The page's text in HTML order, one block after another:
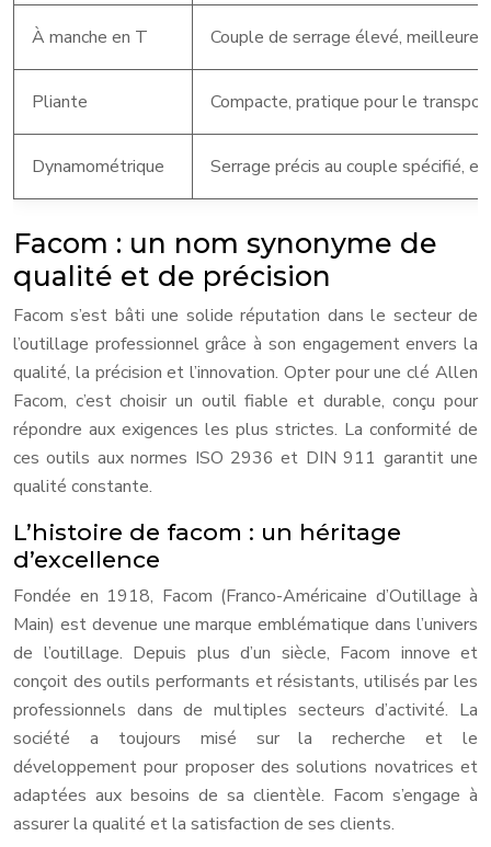
À manche en T Couple de serrage élevé, meilleure
Pliante Compacte, pratique pour le
Dynamométrique Serrage précis au couple spécifié,
Facom : un nom synonyme de
qualité et de précision
Facom s’est bâti une solide réputation dans le secteur de
l’outillage professionnel grâce à son engagement envers la
qualité, la précision et l’innovation. Opter pour une clé Allen
Facom, c’est choisir un outil fiable et durable, conçu pour
répondre aux exigences les plus strictes. La conformité de
ces outils aux normes ISO 2936 et DIN 911 garantit une
qualité constante.
L’histoire de facom : un héritage
d’excellence
Fondée en 1918, Facom (Franco-Américaine d’Outillage à
Main) est devenue une marque emblématique dans l’univers
de l’outillage. Depuis plus d’un siècle, Facom innove et
conçoit des outils performants et résistants, utilisés par les
professionnels dans de multiples secteurs d’activité. La
société a toujours misé sur la recherche et le
développement pour proposer des solutions novatrices et
adaptées aux besoins de sa clientèle. Facom s’engage à
assurer la qualité et la satisfaction de ses clients.